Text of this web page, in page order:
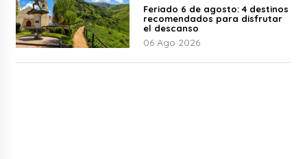
Feriado 6 de agosto: 4 destinos
recomendados para disfrutar
el descanso
06 Ago 2026